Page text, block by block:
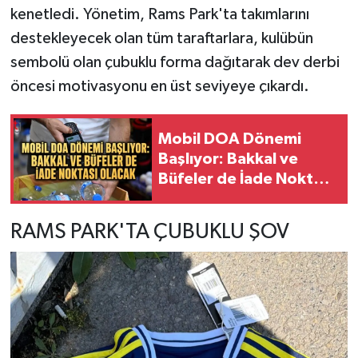
kenetledi. Yönetim, Rams Park'ta takımlarını
destekleyecek olan tüm taraftarlara, kulübün
sembolü olan çubuklu forma dağıtarak dev derbi
öncesi motivasyonu en üst seviyeye çıkardı.
Mobil DOA Dönemi
Başlıyor: Bakkal ve
Büfeler de İade Noktası
RAMS PARK'TA ÇUBUKLU ŞOV